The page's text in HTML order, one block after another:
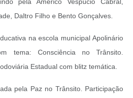
Daltro Filho e Bento Gonçalves.
na escola municipal Apolinário
tema: Consciência no Trânsito.
Estadual com blitz temática.
pela Paz no Trânsito. Participação